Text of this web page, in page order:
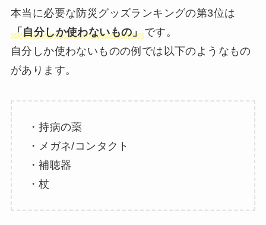
本当に必要な防災グッズランキングの第3位は
「自分しか使わないもの」です。
自分しか使わないものの例では以下のようなもの
があります。
・持病の薬
・メガネ/コンタクト
・補聴器
・杖